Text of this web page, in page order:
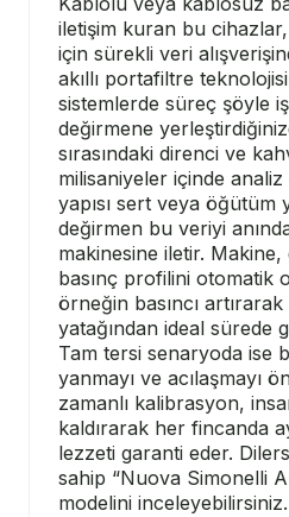
iletişim kuran bu
için sürekli veri
akıllı portafiltre
sistemlerde süreç şöyle
değirmene
sırasındaki direnci ve
milisaniyeler içinde
yapısı sert veya
değirmen bu veriyi
makinesine iletir.
basınç profilini otomatik
örneğin basıncı
yatağından ideal sürede
Tam tersi senaryoda ise
yanmayı ve acılaşmayı
zamanlı kalibrasyon,
kaldırarak her fincanda
lezzeti garanti eder.
sahip “Nuova Simonelli
modelini inceleyebilirsiniz.